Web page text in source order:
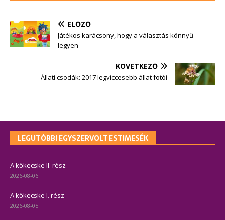
ELŐZŐ
Játékos karácsony, hogy a választás könnyű
legyen
KÖVETKEZŐ
Állati csodák: 2017 legviccesebb állat fotói
LEGUTÓBBI EGYSZERVOLT ESTIMESÉK
A kőkecske II. rész
2026-08-06
A kőkecske I. rész
2026-08-05